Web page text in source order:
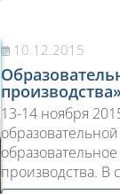
10.12.2015
производства»
13-14 ноября
производства. В